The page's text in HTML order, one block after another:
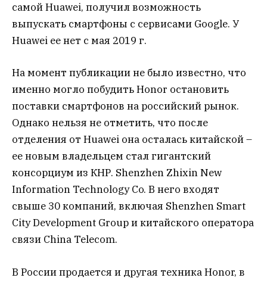
самой Huawei, получил возможность
выпускать смартфоны с сервисами Google. У
Huawei ее нет с мая 2019 г.
На момент публикации не было известно, что
именно могло побудить Honor остановить
поставки смартфонов на российский рынок.
Однако нельзя не отметить, что после
отделения от Huawei она осталась китайской –
ее новым владельцем стал гигантский
консорциум из КНР. Shenzhen Zhixin New
Information Technology Co. В него входят
свыше 30 компаний, включая Shenzhen Smart
City Development Group и китайского оператора
связи China Telecom.
В России продается и другая техника Honor, в